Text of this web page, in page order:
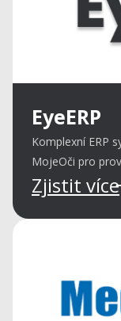
EyeERP
Komplexní ERP
MojeOči pro
Zjistit více